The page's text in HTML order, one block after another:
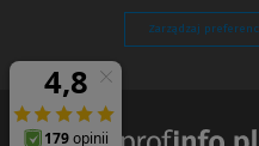
Zarządzaj